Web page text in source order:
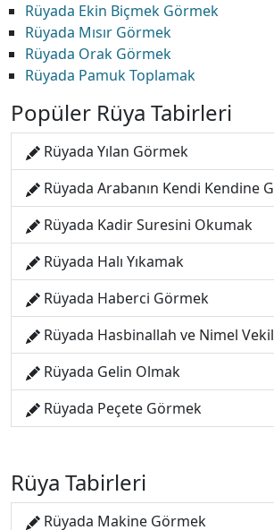
Rüyada Ekin Biçmek Görmek
Rüyada Mısır Görmek
Rüyada Orak Görmek
Rüyada Pamuk Toplamak
Popüler Rüya Tabirleri
Rüyada Yılan Görmek
Rüyada Arabanın Kendi Kendine
Rüyada Kadir Suresini Okumak
Rüyada Halı Yıkamak
Rüyada Haberci Görmek
Rüyada Hasbinallah ve Nimel
Rüyada Gelin Olmak
Rüyada Peçete Görmek
Rüya Tabirleri
Rüyada Makine Görmek